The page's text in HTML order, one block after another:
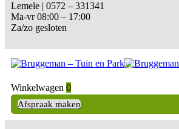
Lemele | 0572 – 331341
Ma-vr 08:00 – 17:00
Za/zo gesloten
Winkelwagen 0
Afspraak maken